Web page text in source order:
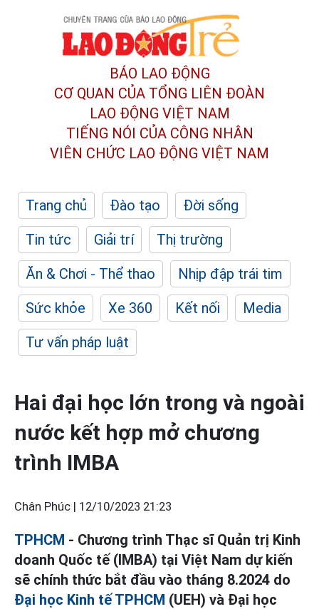
BÁO LAO ĐỘNG
CƠ QUAN CỦA TỔNG LIÊN ĐOÀN
LAO ĐỘNG VIỆT NAM
TIẾNG NÓI CỦA CÔNG NHÂN
VIÊN CHỨC LAO ĐỘNG VIỆT NAM
Trang chủ Đào tạo
Đời sống
Tin tức
Giải trí
Thị trường
Ăn & Chơi - Thể thao
Nhịp đập trái tim
Sức khỏe
Xe 360 Kết nối
Media
Tư vấn pháp luật
Hai đại học lớn trong và ngoài
nước kết hợp mở chương
trình IMBA
Chân Phúc | 12/10/2023 21:23
TPHCM - Chương trình Thạc sĩ Quản trị Kinh
doanh Quốc tế (IMBA) tại Việt Nam dự kiến
sẽ chính thức bắt đầu vào tháng 8.2024 do
Đại học Kinh tế TPHCM (UEH) và Đại học